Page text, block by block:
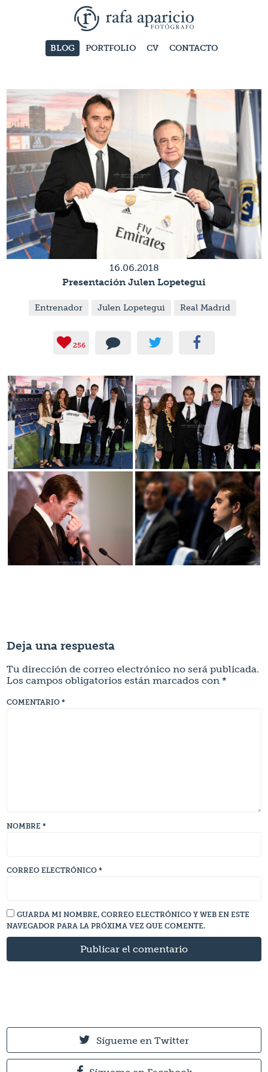
BLOG PORTFOLIO CV CONTACTO
16.06.2018
Presentación Julen Lopetegui
Entrenador Julen Lopetegui Real Madrid
256
Deja una respuesta
Tu dirección de correo electrónico no será publicada.
Los campos obligatorios están marcados con*
COMENTARIO*
NOMBRE*
CORREO ELECTRÓNICO*
GUARDA MI NOMBRE, CORREO ELECTRÓNICO Y WEB EN ESTE
NAVEGADOR PARA LA PRÓXIMA VEZ QUE COMENTE.
Sígueme en Twitter